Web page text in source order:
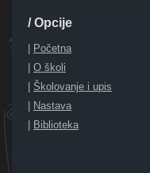
/ Opcije
| Početna
| O školi
| Školovanje i upis
| Nastava
| Biblioteka